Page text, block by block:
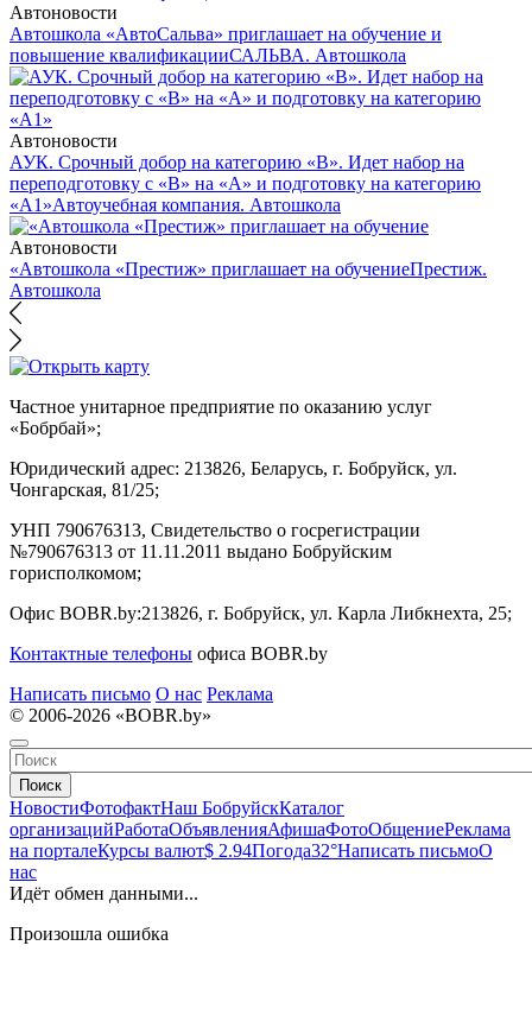
Автоновости
Автошкола «АвтоСальва» приглашает на обучение и
повышение квалификацииСАЛЬВА. Автошкола
Автоновости
АУК. Срочный добор на категорию «В». Идет набор на
переподготовку с «В» на «А» и подготовку на категорию
«А1»Автоучебная компания. Автошкола
Автоновости
«Автошкола «Престиж» приглашает на обучениеПрестиж.
Автошкола
Частное унитарное предприятие по оказанию услуг
«Бобрбай»;
Юридический адрес: 213826, Беларусь, г. Бобруйск, ул.
Чонгарская, 81/25;
УНП 790676313, Свидетельство о госрегистрации
№790676313 от 11.11.2011 выдано Бобруйским
горисполкомом;
Офис BOBR.by:213826, г. Бобруйск, ул. Карла Либкнехта, 25;
Контактные телефоны офиса BOBR.by
Написать письмо О нас Реклама
© 2006-2026 «BOBR.by»
Поиск
НовостиФотофактНаш БобруйскКаталог
организацийРаботаОбъявленияАфишаФотоОбщениеРеклама
на порталеКурсы валют$ 2.94Погода32°Написать письмоО
нас
Идёт обмен данными...
Произошла ошибка